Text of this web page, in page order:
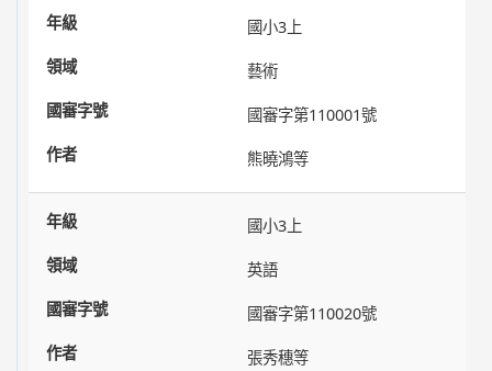
國小3上
藝術
國審字第110001號
熊曉鴻等
國小3上
英語
國審字第110020號
張秀穗等